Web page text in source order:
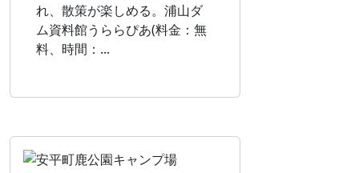
れ、散策が楽しめる。浦山ダ
ム資料館うららぴあ(料金：無
料、時間：...